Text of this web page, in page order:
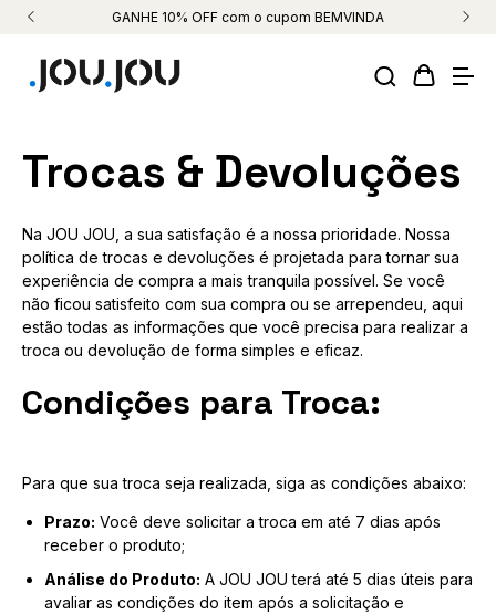
GANHE 10% OFF com o cupom BEMVINDA
Trocas & Devoluções
Na JOU JOU, a sua satisfação é a nossa prioridade. Nossa
política de trocas e devoluções é projetada para tornar sua
experiência de compra a mais tranquila possível. Se você
não ficou satisfeito com sua compra ou se arrependeu, aqui
estão todas as informações que você precisa para realizar a
troca ou devolução de forma simples e eficaz.
Condições para Troca:
Para que sua troca seja realizada, siga as condições abaixo:
Prazo: Você deve solicitar a troca em até 7 dias após
receber o produto;
Análise do Produto: A JOU JOU terá até 5 dias úteis para
avaliar as condições do item após a solicitação e